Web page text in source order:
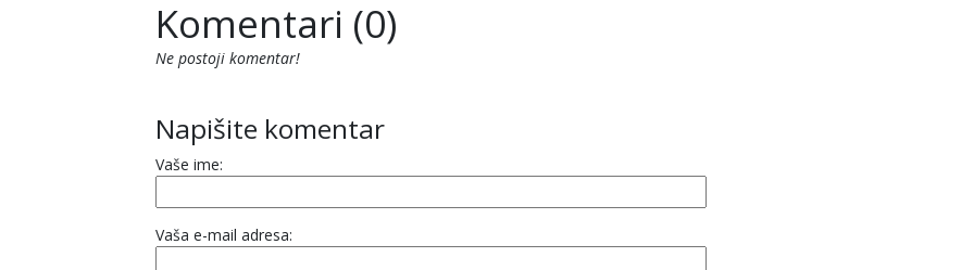
Komentari (0)
Ne postoji komentar!
Napišite komentar
Vaše ime:
Vaša e-mail adresa: